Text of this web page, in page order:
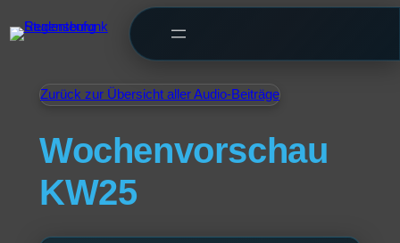
Zurück zur Übersicht aller Audio-Beiträge
Wochenvorschau
KW25